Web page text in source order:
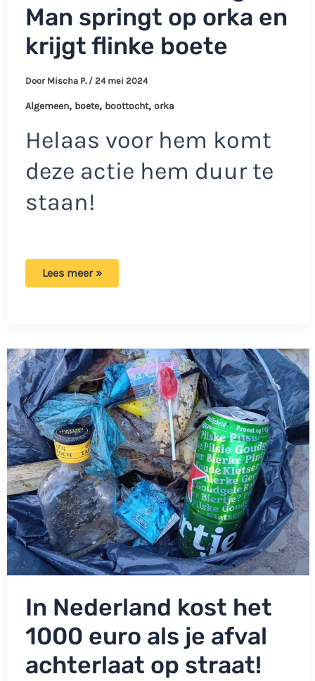
Man springt op orka en
krijgt flinke boete
Door Mischa P. / 24 mei 2024
Algemeen, boete, boottocht, orka
Helaas voor hem komt
deze actie hem duur te
staan!
Dure
kennismaking:
krijgt
flinke
boete
Lees meer »
In Nederland kost het
1000 euro als je afval
achterlaat op straat!